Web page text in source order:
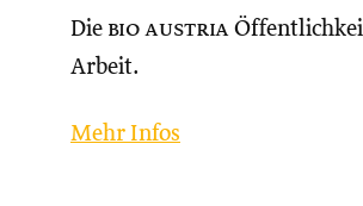
Die bio austria
Arbeit.
Mehr Infos